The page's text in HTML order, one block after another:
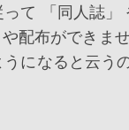
て 「同人誌」
や配布ができま
になると云う